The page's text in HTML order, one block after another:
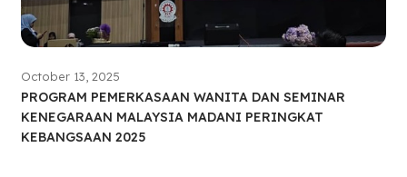
October 13, 2025
PROGRAM PEMERKASAAN WANITA DAN SEMINAR
KENEGARAAN MALAYSIA MADANI PERINGKAT
KEBANGSAAN 2025